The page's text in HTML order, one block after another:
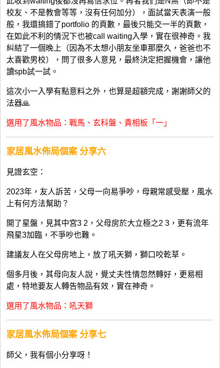
校友、不是教會等等，沒有任何加分），面試當天表演一般
般，我還搞錯了portfolio 的頁數，最後只能交一半的頁數，
在如此不利的情況下也被call waiting入學，實在很神奇。我
糾結了一個晚上（因為不太想小朋友坐車那麼久，爸爸也不
太喜歡男校），問了很多人意見，最終決定把握機會，讓他
讀spb試一試。
這次小一入學有點意料之外，也算是超額完成，謝謝師父的
法器🙏
選用了風水物品：戰馬、玄科盤、貴相板「一」
家居風水佈局個案 分享六
見證玄空：
2023年，友人訴苦，父母一向易爭吵，母親常感受壓，風水
上有何方法幫助？
開了星盤，見其中宮3 2，父母房於大立極之2 3，更有流年
飛星3加臨，不爭吵也難。
建議友人在父母房地上，放了吼天獅，獅口咬乾草。
個多月後，其母向友人說，覺丈夫性情忽然轉好，更易相
處，特地要友人轉告物品有效，實在神奇。
選用了風水物品：吼天獅
家居風水佈局個案 分享七
師父，我有個小分享呀！